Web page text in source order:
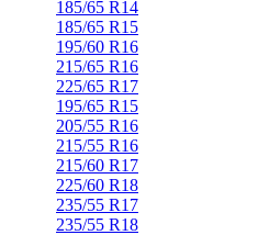
185/65 R14
185/65 R15
195/60 R16
215/65 R16
225/65 R17
195/65 R15
205/55 R16
215/55 R16
215/60 R17
225/60 R18
235/55 R17
235/55 R18